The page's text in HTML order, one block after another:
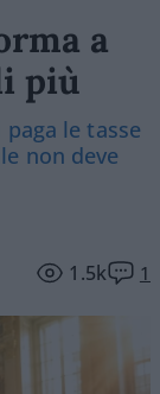
a
più
le tasse
non deve
1.5k 1